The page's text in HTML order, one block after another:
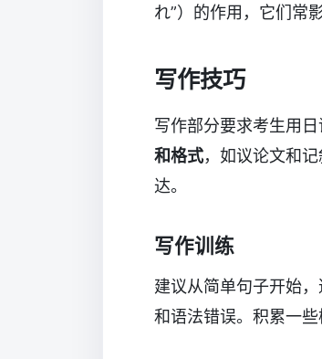
れ”）的作用，它们常
写作技巧
写作部分要求考生用
和格式，如议论文和
达。
写作训练
建议从简单句子开始
和语法错误。积累一些